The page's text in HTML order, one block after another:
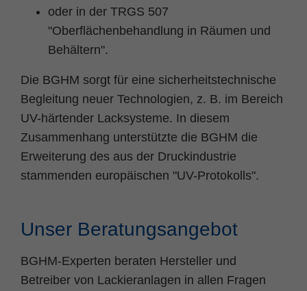
oder in der TRGS 507
"Oberflächenbehandlung in Räumen und
Behältern".
Die BGHM sorgt für eine sicherheitstechnische
Begleitung neuer Technologien, z. B. im Bereich
UV-härtender Lacksysteme. In diesem
Zusammenhang unterstützte die BGHM die
Erweiterung des aus der Druckindustrie
stammenden europäischen "UV-Protokolls".
Unser Beratungsangebot
BGHM-Experten beraten Hersteller und
Betreiber von Lackieranlagen in allen Fragen